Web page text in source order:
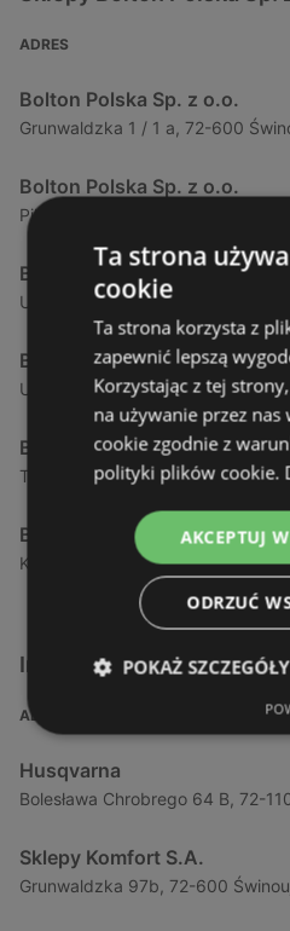
ADRES
Bolton Polska Sp. z o.o.
Grunwaldzka 1 / 1 a, 72-600
Bolton Polska Sp. z o.o.
Piłsudskiego 52, 72-009 Police
Bolton Polska Sp. z o.o.
Ul. Policka 11d, 71-837 Szczecin
Bolton Polska Sp. z o.o.
Ul. Modra 114, 71-220 Szczecin
Bolton Polska Sp. z o.o.
Tadeusza Zawadzkiego 143, 71-
Bolton Polska Sp. z o.o.
Konstytucji 3 - go maja 6, 72-100
Inne sklepy Dla domu i
ADRES
Husqvarna
Bolesława Chrobrego 64 B, 72-
Sklepy Komfort S.A.
Grunwaldzka 97b, 72-600
Ta strona
cookie
Ta strona korzysta z
zapewnić lepszą
Korzystając z tej
na używanie przez
cookie zgodnie z
polityki plików cookie.
AKCEPTUJ
ODRZUĆ
POKAŻ SZCZEGÓŁY